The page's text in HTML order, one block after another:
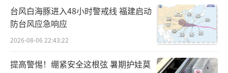
台风白海豚进入48小时警戒线 福建启动
防台风应急响应
2026-08-06 22:43:22
提高警惕！绷紧安全这根弦 暑期护娃莫